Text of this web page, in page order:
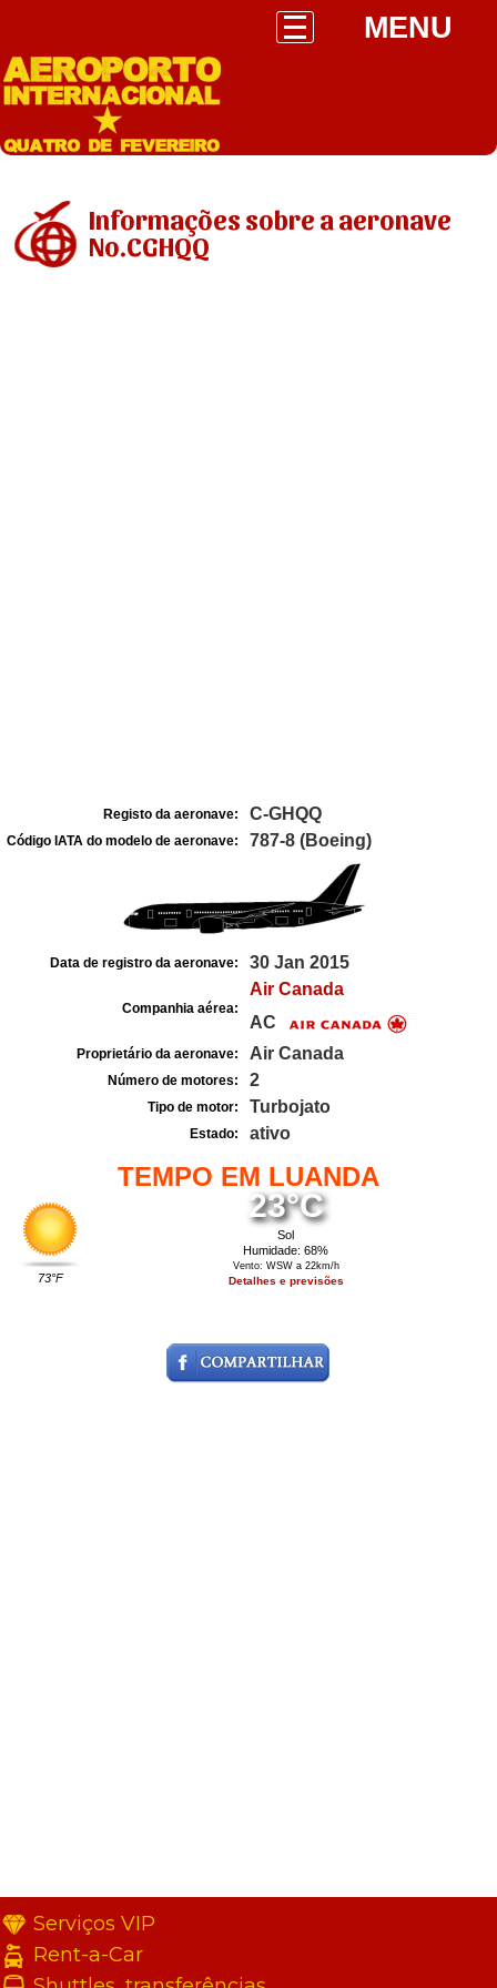
MENU
Informações sobre a aeronave
No.CGHQQ
Registo da aeronave: C-GHQQ
Código IATA do modelo de aeronave: 787-8 (Boeing)
Data de registro da aeronave: 30 Jan 2015
Companhia aérea:
Air Canada
AC
Proprietário da aeronave: Air Canada
Número de motores: 2
Tipo de motor: Turbojato
Estado: ativo
TEMPO EM LUANDA
73°F
23°C
Sol
Humidade: 68%
Vento: WSW a 22km/h
Detalhes e previsões
Serviços VIP
Rent-a-Car